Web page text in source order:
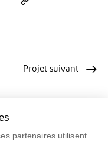
partenaires utilisent
Projet suivant